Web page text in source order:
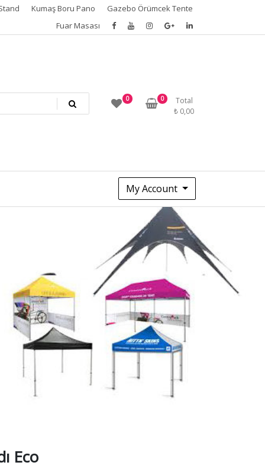
Kumaş Boru Pano
Gazebo Örümcek Tente
Fuar Masası
0 0
Total
₺ 0,00
My Account
Eco